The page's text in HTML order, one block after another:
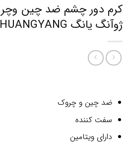
کرم دور چشم ضد چین
ژوآنگ یانگ ZHUANGYANG
ضد چین و چروک
سفت کننده
دارای ویتامین